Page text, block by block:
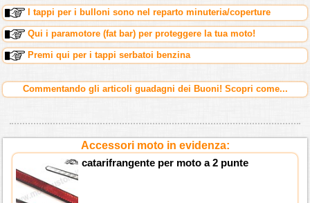
I tappi per i bulloni sono nel reparto minuteria/coperture
Qui i paramotore (fat bar) per proteggere la tua moto!
Premi qui per i tappi serbatoi benzina
Commentando gli articoli guadagni dei Buoni! Scopri come...
Accessori moto in evidenza:
catarifrangente per moto a 2 punte